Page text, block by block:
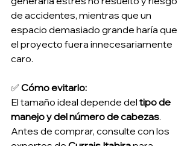
de accidentes, mientras que un
espacio demasiado grande haría que
el proyecto fuera innecesariamente
caro.
✅ Cómo evitarlo:
El tamaño ideal depende del tipo de
manejo y del número de cabezas.
Antes de comprar, consulte con los